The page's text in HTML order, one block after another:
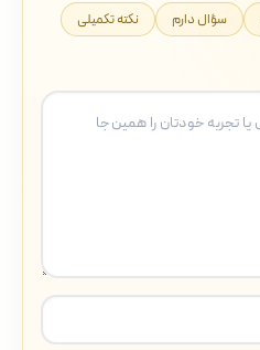
سؤال دارم
نکته تکمیلی